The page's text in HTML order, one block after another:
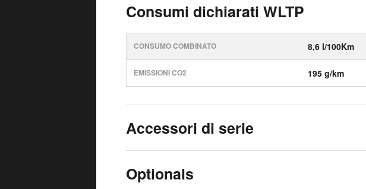
Consumi dichiarati WLTP
CONSUMO COMBINATO 8,6 l/100Km
EMISSIONI CO2 195 g/km
Accessori di serie
Optionals